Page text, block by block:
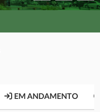
EM ANDAMENTO